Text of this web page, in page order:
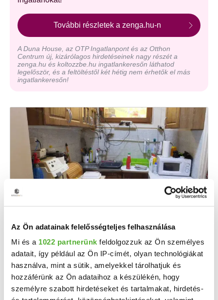
Az Ön adatainak felelősségteljes felhasználása
Mi és a 1022 partnerünk feldolgozzuk az Ön személyes
adatait, így például az Ön IP-címét, olyan technológiákat
használva, mint a sütik, amelyekkel tárolhatjuk és
hozzáférünk az Ön adataihoz a készülékén, hogy
személyre szabott hirdetéseket és tartalmakat, hirdetés-
További részletek a zenga.hu-n
A Duna House, az OTP Ingatlanpont és az Otthon
Centrum új, kizárólagos hirdetéseinek nagy részét a
zenga.hu és koltozzbe.hu ingatlankeresőn láthatod
legelőször, és a feltöltéstől két hétig nem érhetők el más
ingatlankeresőn!
A Lido Home Balatonlelle eladásra kínál egy családi házat, üzlettel együtt Gyugy ...
3 szoba 180 m
2
telekméret: 5313 m²